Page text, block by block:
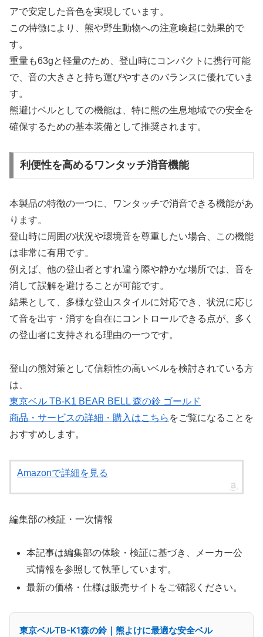
アで安定した音色を実現しています。
この特徴により、熊や野生動物への注意喚起に効果的で
す。
重量も63gと軽量のため、登山時にコンパクトに携行可能
で、音の大きさと持ち運びやすさのバランスに優れていま
す。
熊避けベルとしての機能は、特に熊の生息地域での安全を
確保するための基本装備として推奨されます。
利便性を高めるワンタッチ消音機能
本製品の特徴の一つに、ワンタッチで消音できる機能があ
ります。
登山時に周囲の状況や環境音を尊重したい場合、この機能
は非常に有用です。
例えば、他の登山者とすれ違う際や静かな場所では、音を
消して誤解を避けることが可能です。
結果として、多様な登山スタイルに対応でき、状況に応じ
て音を出す・消すを自在にコントロールできる点が、多く
の登山者に支持される理由の一つです。
登山の熊対策として信頼性の高いベルを検討されている方
は、
東京ベル TB-K1 BEAR BELL 森の鈴 ゴールド
商品・サービスの詳細・購入はこちら をご覧になることを
おすすめします。
Amazonで詳細を見る
編集部の検証・一次情報
本記事は編集部の体験・検証に基づき、メーカー公
式情報を参照して執筆しています。
最新の価格・仕様は販売サイトをご確認ください。
東京ベルTB-K1森の鈴｜熊よけに最適な安全ベル